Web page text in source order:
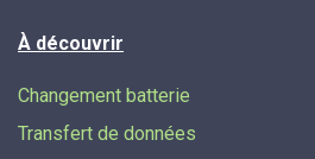
À découvrir
Changement batterie
Transfert de données​